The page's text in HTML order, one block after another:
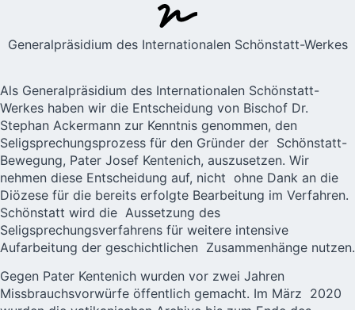
Generalpräsidium des Internationalen Schönstatt-Werkes
Als Generalpräsidium des Internationalen Schönstatt-
Werkes haben wir die Entscheidung von Bischof Dr.
Stephan Ackermann zur Kenntnis genommen, den
Seligsprechungsprozess für den Gründer der Schönstatt-
Bewegung, Pater Josef Kentenich, auszusetzen. Wir
nehmen diese Entscheidung auf, nicht ohne Dank an die
Diözese für die bereits erfolgte Bearbeitung im Verfahren.
Schönstatt wird die Aussetzung des
Seligsprechungsverfahrens für weitere intensive
Aufarbeitung der geschichtlichen Zusammenhänge nutzen.
Gegen Pater Kentenich wurden vor zwei Jahren
Missbrauchsvorwürfe öffentlich gemacht. Im März 2020